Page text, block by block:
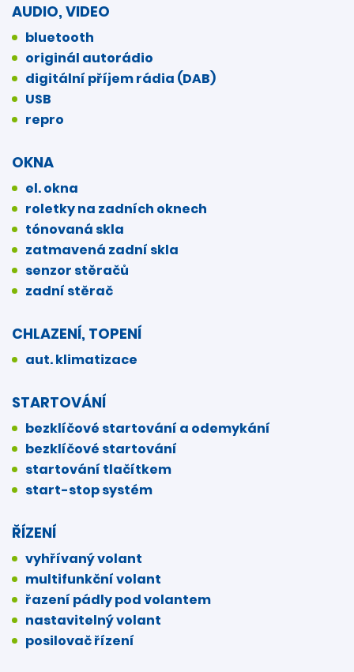
AUDIO, VIDEO
bluetooth
originál autorádio
digitální příjem rádia (DAB)
USB
repro
OKNA
el. okna
roletky na zadních oknech
tónovaná skla
zatmavená zadní skla
senzor stěračů
zadní stěrač
CHLAZENÍ, TOPENÍ
aut. klimatizace
STARTOVÁNÍ
bezklíčové startování a odemykání
bezklíčové startování
startování tlačítkem
start-stop systém
ŘÍZENÍ
vyhřívaný volant
multifunkční volant
řazení pádly pod volantem
nastavitelný volant
posilovač řízení